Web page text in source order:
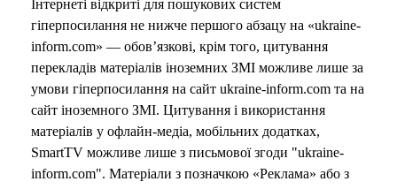
Інтернеті відкриті для пошукових систем
гіперпосилання не нижче першого абзацу на «ukraine-
inform.com» — обов’язкові, крім того, цитування
перекладів матеріалів іноземних ЗМІ можливе лише за
умови гіперпосилання на сайт ukraine-inform.com та на
сайт іноземного ЗМІ. Цитування і використання
матеріалів у офлайн-медіа, мобільних додатках,
SmartTV можливе лише з письмової згоди "ukraine-
inform.com". Матеріали з позначкою «Реклама» або з